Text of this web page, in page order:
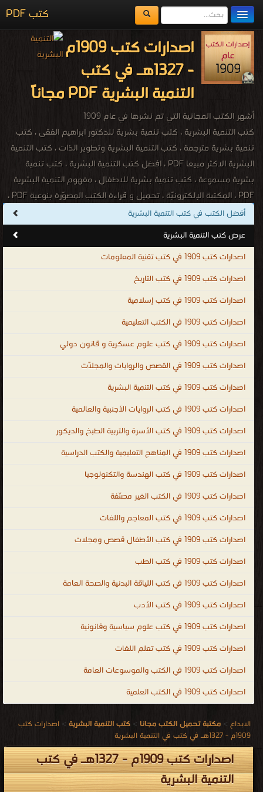
كتب PDF
مكتبة الكتب
المكتبات
يُقرأ حالياً
اضف كتاب
اصدارات كتب 1909م
- 1327هـ في كتب
التنمية البشرية PDF مجاناً
أشهر الكتب المجانية التي تم نشرها في عام 1909
كتب التنمية البشرية ، كتب تنمية بشرية للدكتور ابراهيم الفقى ، كتب
تنمية بشرية مترجمة ، كتب التنمية البشرية وتطوير الذات ، كتب التنمية
البشرية الاكثر مبيعا PDF ، افضل كتب التنمية البشرية ، كتب تنمية
بشرية مسموعة ، كتب تنمية بشرية للاطفال ، مفهوم التنمية البشرية
PDF ، المكتبة الإلكترونيّة ، تحميل و قراءة الكتب المصوّرة بنوعية PDF ،
مجموعة كتب قيمة للدكتور إبراهيم الفقى ، كتب لرواد التنمية البشرية
فى العالم ، أفضل الكتب للتنمية البشــرية ، مقالات تنمية بشرية ، موارد
تنمية بشرية ، صندوق التنمية البشرية ، كتب تنمية بشرية اجنبية ، كتب
تنمية بشرية اجنبية مترجمة ، كتاب تطوير الذات والشخصية والنجاح
واتخاذ القرارات PDF ، كتب تطوير الذات وبناء الشخصية ، كتب تنمية
kutub ، التنمية البشرية
أفضل الكتب في كتب التنمية البشرية
عرض كتب التنمية البشرية
اصدارات كتب 1909 في كتب تقنية المعلومات
اصدارات كتب 1909 في كتب التاريخ
اصدارات كتب 1909 في كتب إسلامية
اصدارات كتب 1909 في الكتب التعليمية
اصدارات كتب 1909 في كتب علوم عسكرية و قانون دولي
اصدارات كتب 1909 في القصص والروايات والمجلّات
اصدارات كتب 1909 في كتب التنمية البشرية
اصدارات كتب 1909 في كتب الروايات الأجنبية والعالمية
اصدارات كتب 1909 في كتب الأسرة والتربية الطبخ والديكور
اصدارات كتب 1909 في المناهج التعليمية والكتب الدراسية
اصدارات كتب 1909 في كتب الهندسة والتكنولوجيا
اصدارات كتب 1909 في الكتب الغير مصنّفة
اصدارات كتب 1909 في كتب المعاجم واللغات
اصدارات كتب 1909 في كتب الأطفال قصص ومجلات
اصدارات كتب 1909 في كتب الطب
اصدارات كتب 1909 في كتب اللياقة البدنية والصحة العامة
اصدارات كتب 1909 في كتب الأدب
اصدارات كتب 1909 في كتب علوم سياسية وقانونية
اصدارات كتب 1909 في كتب تعلم اللغات
اصدارات كتب 1909 في الكتب والموسوعات العامة
اصدارات كتب 1909 في الكتب العلمية
الابداع > مكتبة تحميل الكتب مجانا > كتب التنمية البشرية > اصدارات كتب
1909م - 1327هـ في كتب في التنمية البشرية
اصدارات كتب 1909م - 1327هـ في كتب
التنمية البشرية